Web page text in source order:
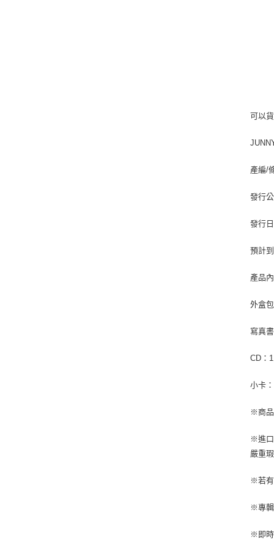
可以
產編/
發行
發行
預計
產品
外盒
寫真
CD：
小卡
※商品
※進口
嚴重
※若有
※專輯
※即時